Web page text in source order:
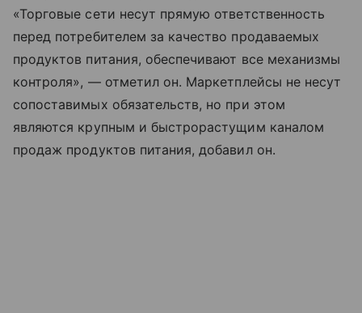
«Торговые сети несут прямую ответственность
перед потребителем за качество продаваемых
продуктов питания, обеспечивают все механизмы
контроля», — отметил он. Маркетплейсы не несут
сопоставимых обязательств, но при этом
являются крупным и быстрорастущим каналом
продаж продуктов питания, добавил он.